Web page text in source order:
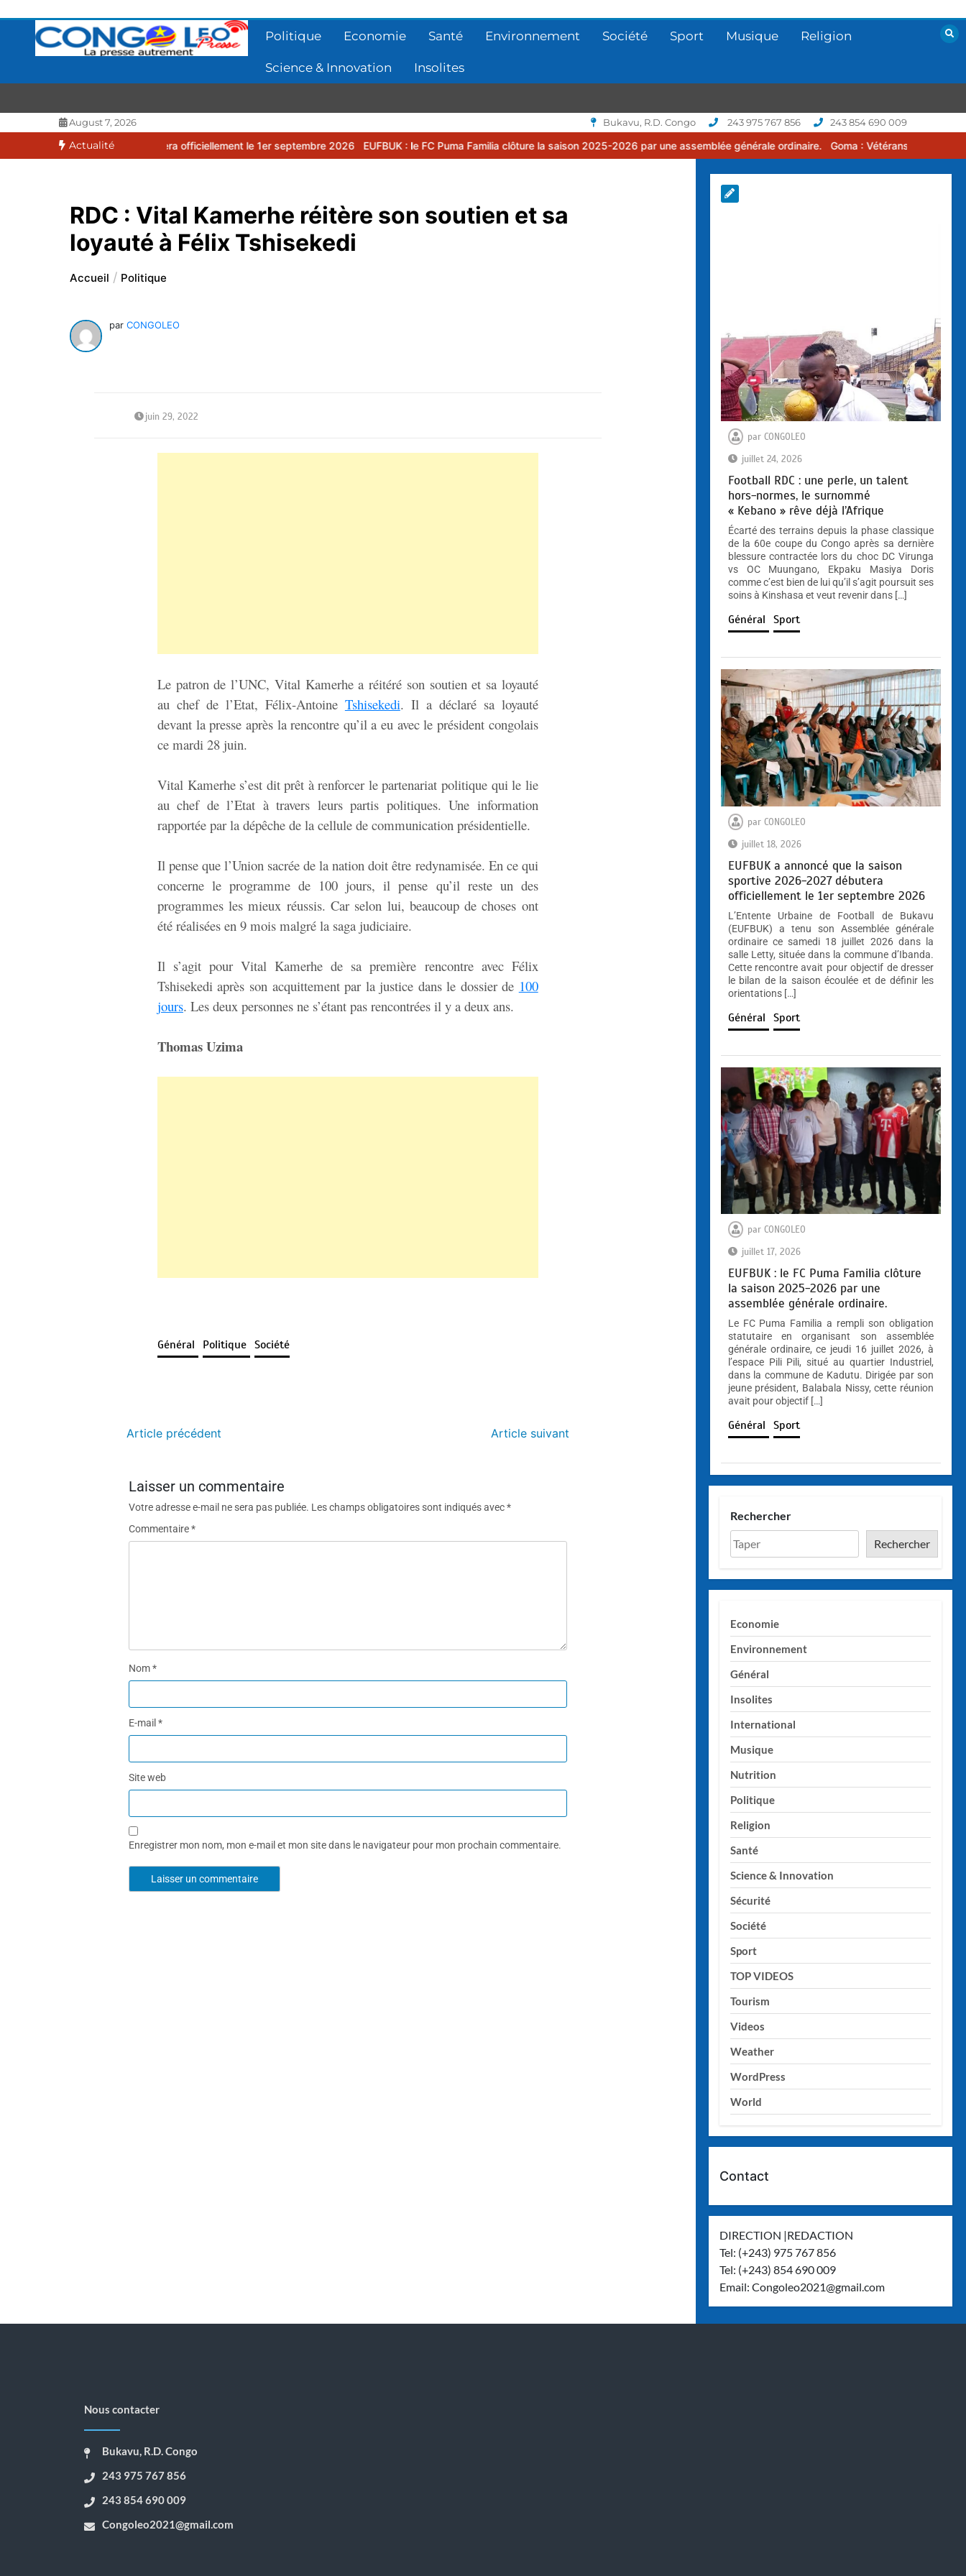
contenu
Politique Economie Santé Environnement Société Sport Musique Religion
Science & Innovation Insolites
CONGOLEO
La presse autrement
August 7, 2026 Bukavu, R.D. Congo 243 975 767 856 243 854 690 009
Actualité
2027 débutera officiellement le 1er septembre 2026 EUFBUK : le FC Puma Familia clôture la saison 2025-2026 par une assemblée générale ordinaire. Goma : Vétérans Cup 2026 -2027, une
RDC : Vital Kamerhe réitère son soutien et sa
loyauté à Félix Tshisekedi
Accueil Politique
par CONGOLEO
juin 29, 2022
Le patron de l’UNC, Vital Kamerhe a réitéré son soutien et sa loyauté
au chef de l’Etat, Félix-Antoine Tshisekedi. Il a déclaré sa loyauté
devant la presse après la rencontre qu’il a eu avec le président congolais
ce mardi 28 juin.
Vital Kamerhe s’est dit prêt à renforcer le partenariat politique qui le lie
au chef de l’Etat à travers leurs partis politiques. Une information
rapportée par la dépêche de la cellule de communication présidentielle.
Il pense que l’Union sacrée de la nation doit être redynamisée. En ce qui
concerne le programme de 100 jours, il pense qu’il reste un des
programmes les mieux réussis. Car selon lui, beaucoup de choses ont
été réalisées en 9 mois malgré la saga judiciaire.
Il s’agit pour Vital Kamerhe de sa première rencontre avec Félix
Tshisekedi après son acquittement par la justice dans le dossier de 100
jours. Les deux personnes ne s’étant pas rencontrées il y a deux ans.
Thomas Uzima
Général Politique Société
Article précédent Article suivant
Laisser un commentaire
Votre adresse e-mail ne sera pas publiée. Les champs obligatoires sont indiqués avec*
Commentaire*
Nom*
E-mail *
Site web
Enregistrer mon nom, mon e-mail et mon site dans le navigateur pour mon prochain commentaire.
par CONGOLEO
juillet 24, 2026
Football RDC : une perle, un talent
hors-normes, le surnommé
« Kebano » rêve déjà l’Afrique
Écarté des terrains depuis la phase classique
de la 60e coupe du Congo après sa dernière
blessure contractée lors du choc DC Virunga
vs OC Muungano, Ekpaku Masiya Doris
comme c’est bien de lui qu’il s’agit poursuit ses
soins à Kinshasa et veut revenir dans […]
Général Sport
par CONGOLEO
juillet 18, 2026
EUFBUK a annoncé que la saison
sportive 2026-2027 débutera
officiellement le 1er septembre 2026
L’Entente Urbaine de Football de Bukavu
(EUFBUK) a tenu son Assemblée générale
ordinaire ce samedi 18 juillet 2026 dans la
salle Letty, située dans la commune d’Ibanda.
Cette rencontre avait pour objectif de dresser
le bilan de la saison écoulée et de définir les
orientations […]
Général Sport
par CONGOLEO
juillet 17, 2026
EUFBUK : le FC Puma Familia clôture
la saison 2025-2026 par une
assemblée générale ordinaire.
Le FC Puma Familia a rempli son obligation
statutaire en organisant son assemblée
générale ordinaire, ce jeudi 16 juillet 2026, à
l’espace Pili Pili, situé au quartier Industriel,
dans la commune de Kadutu. Dirigée par son
jeune président, Balabala Nissy, cette réunion
avait pour objectif […]
Général Sport
Rechercher
Rechercher
Economie
Environnement
Général
Insolites
International
Musique
Nutrition
Politique
Religion
Santé
Science & Innovation
Sécurité
Société
Sport
TOP VIDEOS
Tourism
Videos
Weather
WordPress
World
Contact
DIRECTION |REDACTION
Tel: (+243) 975 767 856
Tel: (+243) 854 690 009
Email:Congoleo2021@gmail.com
Nous contacter
Bukavu, R.D. Congo
243 975 767 856
243 854 690 009
Congoleo2021@gmail.com